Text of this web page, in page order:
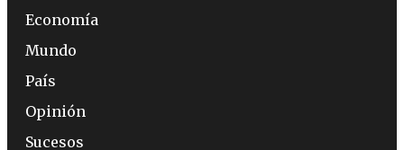
Economía
Mundo
País
Opinión
Sucesos